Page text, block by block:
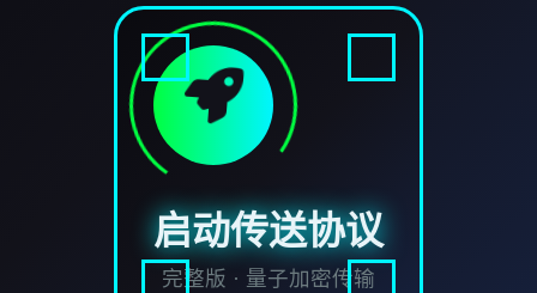
启动传送协议
完整版 · 量子加密传输